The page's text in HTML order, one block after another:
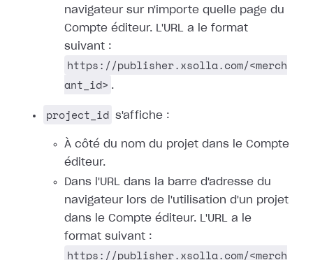
navigateur sur n'importe quelle page du
Compte éditeur. L'URL a le format
suivant :
https://publisher.xsolla.com/<merch
ant_id> .
project_id s'affiche :
À côté du nom du projet dans le Compte
éditeur.
Dans l'URL dans la barre d'adresse du
navigateur lors de l'utilisation d'un projet
dans le Compte éditeur. L'URL a le
format suivant :
https://publisher.xsolla.com/<merch